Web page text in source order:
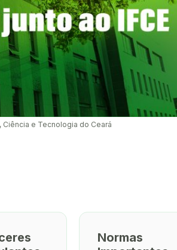
e Tecnologia do Ceará
Normas